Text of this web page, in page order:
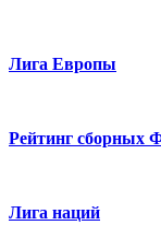
Лига Европы
Рейтинг
Лига наций